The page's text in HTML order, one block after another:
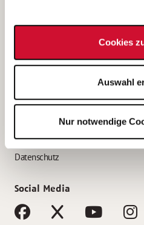
Cookies
Auswahl
Nur notwendige
Bewerbung als Altenpflegehelfer*in
Bewerbung als Erzieher*in
AWO Gliederungen nach
Impressum
Datenschutz
Social Media